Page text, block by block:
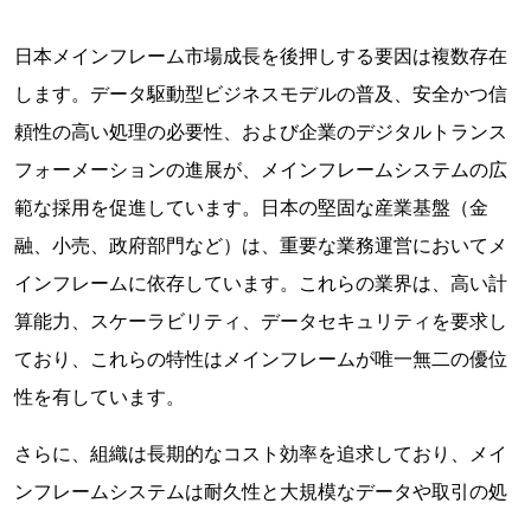
日本メインフレーム市場成長を後押しする要因は複数存在
します。データ駆動型ビジネスモデルの普及、安全かつ信
頼性の高い処理の必要性、および企業のデジタルトランス
フォーメーションの進展が、メインフレームシステムの広
範な採用を促進しています。日本の堅固な産業基盤（金
融、小売、政府部門など）は、重要な業務運営においてメ
インフレームに依存しています。これらの業界は、高い計
算能力、スケーラビリティ、データセキュリティを要求し
ており、これらの特性はメインフレームが唯一無二の優位
性を有しています。
さらに、組織は長期的なコスト効率を追求しており、メイ
ンフレームシステムは耐久性と大規模なデータや取引の処